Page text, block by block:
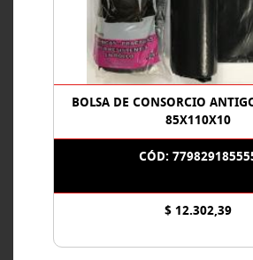
BOLSA DE CONSORCIO
85X110X10
CÓD:
$ 12.302,39